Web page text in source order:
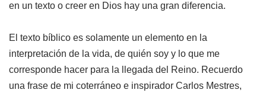
en un texto o creer en Dios hay una gran diferencia.
El texto bíblico es solamente un elemento en la
interpretación de la vida, de quién soy y lo que me
corresponde hacer para la llegada del Reino. Recuerdo
una frase de mi coterráneo e inspirador Carlos Mestres,